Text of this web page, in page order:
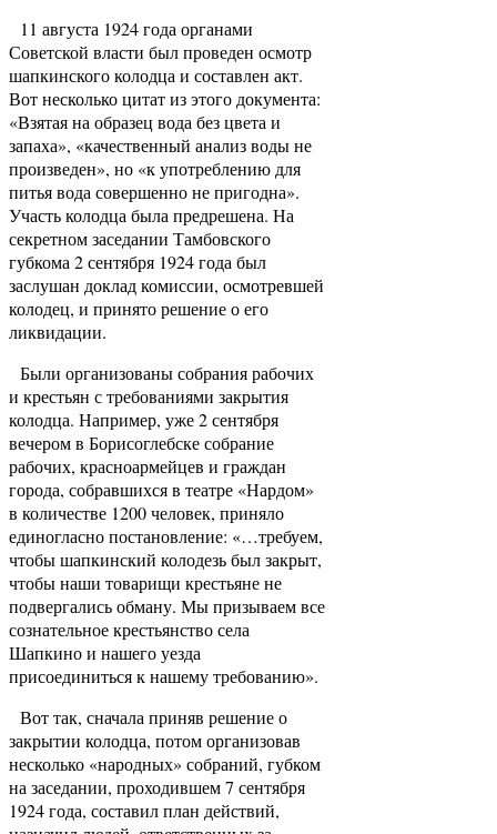
11 августа 1924 года органами
Советской власти был проведен осмотр
шапкинского колодца и составлен акт.
Вот несколько цитат из этого документа:
«Взятая на образец вода без цвета и
запаха», «качественный анализ воды не
произведен», но «к употреблению для
питья вода совершенно не пригодна».
Участь колодца была предрешена. На
секретном заседании Тамбовского
губкома 2 сентября 1924 года был
заслушан доклад комиссии, осмотревшей
колодец, и принято решение о его
ликвидации.
Были организованы собрания рабочих
и крестьян с требованиями закрытия
колодца. Например, уже 2 сентября
вечером в Борисоглебске собрание
рабочих, красноармейцев и граждан
города, собравшихся в театре «Нардом»
в количестве 1200 человек, приняло
единогласно постановление: «…требуем,
чтобы шапкинский колодезь был закрыт,
чтобы наши товарищи крестьяне не
подвергались обману. Мы призываем все
сознательное крестьянство села
Шапкино и нашего уезда
присоединиться к нашему требованию».
Вот так, сначала приняв решение о
закрытии колодца, потом организовав
несколько «народных» собраний, губком
на заседании, проходившем 7 сентября
1924 года, составил план действий,